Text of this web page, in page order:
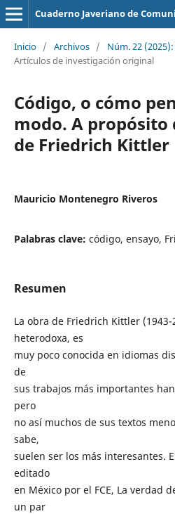
Cuaderno Javeriano de
Inicio / Archivos / Núm. 22
Artículos de investigación original
Código, o cómo
modo. A propósito
de Friedrich Kittler
Mauricio Montenegro Riveros
Palabras clave: código, ensayo,
Resumen
La obra de Friedrich Kittler
heterodoxa, es
muy poco conocida en idiomas
de
sus trabajos más importantes
pero
no así muchos de sus textos
sabe,
suelen ser los más interesantes.
editado
en México por el FCE, La verdad
un par